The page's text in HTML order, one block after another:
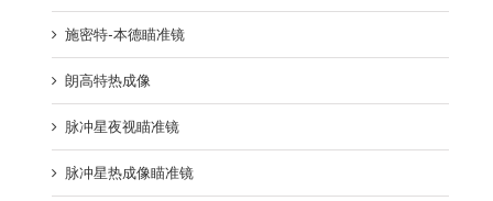
施密特-本德瞄准镜
朗高特热成像
脉冲星夜视瞄准镜
脉冲星热成像瞄准镜